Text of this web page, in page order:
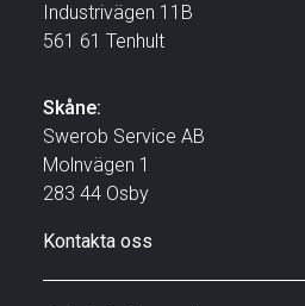
Industrivägen 11B
561 61 Tenhult
Skåne:
Swerob Service AB
Molnvägen 1
283 44 Osby
Kontakta oss